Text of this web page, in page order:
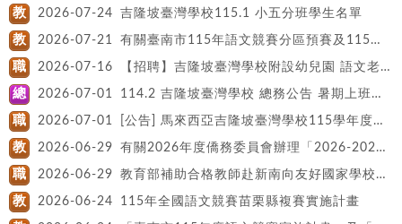
教 2026-07-24 吉隆坡臺灣學校115.1 小五分班學生名單
教 2026-07-21 有關臺南市115年語文競賽分區預賽及115年度本土語文讀者劇場競賽報名事宜
職 2026-07-16 【招聘】吉隆坡臺灣學校附設幼兒園 語文老師及助理老師
總 2026-07-01 114.2 吉隆坡臺灣學校 總務公告 暑期上班時間
職 2026-07-01 [公告] 馬來西亞吉隆坡臺灣學校115學年度第3次教師甄選簡章
教 2026-06-29 有關2026年度僑務委員會辦理「2026-2027年國際數位學伴計畫」事
職 2026-06-29 教育部補助合格教師赴新南向友好國家學校任教115學年度海外臺灣學校第2次教師甄選簡章
教 2026-06-24 115年全國語文競賽苗栗縣複賽實施計畫